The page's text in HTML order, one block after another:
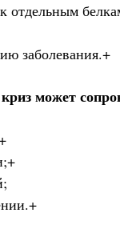
отдельным
заболевания.+
может